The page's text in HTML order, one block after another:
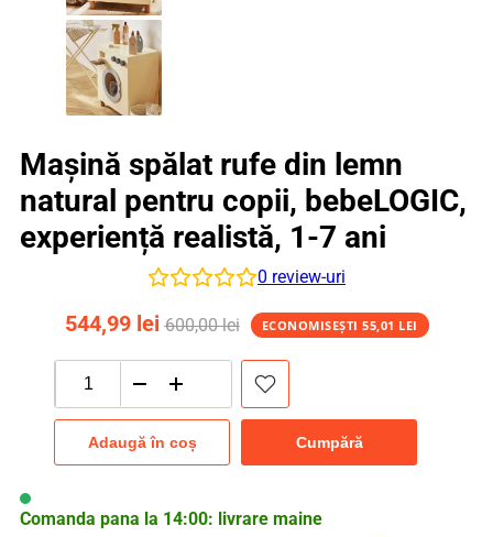
Mașină spălat rufe din lemn
natural pentru copii, bebeLOGIC,
experiență realistă, 1-7 ani
0 review-uri
544,99 lei 600,00lei ECONOMISEȘTI 55,01 LEI
Cantitate
Mașină
spălat
natural
Adaugă în coș Cumpără
Comanda pana la 14:00: livrare maine